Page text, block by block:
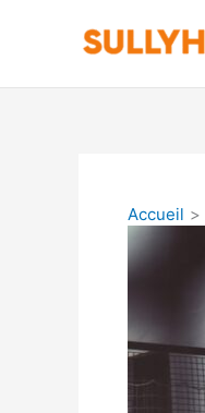
Accueil